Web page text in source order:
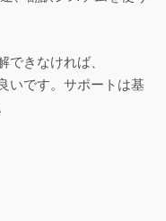
できなければ、
いです。サポートは基